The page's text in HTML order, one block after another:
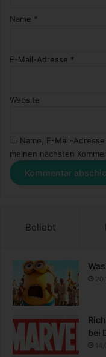
Name *
E-Mail-Adresse *
Website
Name, E-Mail-
meinen nächsten
Beliebt
bei